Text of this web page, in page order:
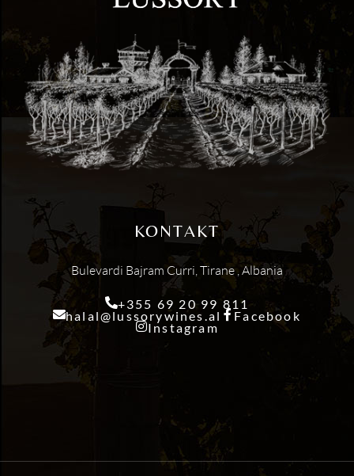
KONTAKT
Bulevardi Bajram Curri, Tirane , Albania
+355 69 20 99 811
halal@lussorywines.al Facebook
Instagram